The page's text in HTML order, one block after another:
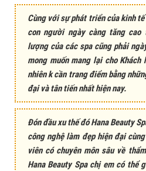
Cùng với sự phát triển của kinh
con người ngày càng tăng
lượng của các spa cũng phải
mong muốn mang lại cho
nhiên k cần trang điểm bằng
đại và tân tiến nhất hiện nay.
Đón đầu xu thế đó Hana Beauty
công nghệ làm đẹp hiện đại
viên có chuyên môn sâu về
Hana Beauty Spa chị em có thể